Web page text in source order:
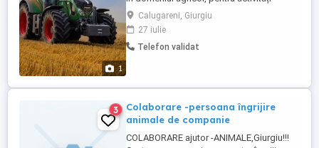
1
desfășurate pe terenurile agricole din
apropierea comunei. Oferim: Salariu
motivant Carte de muncă Mediu de lucru
stabil și profesionist Calugareni, judetul
Calugareni, Giurgiu
27 iulie
Telefon validat
3
Colaborare -persoana îngrijire
animale de companie
COLABORARE ajutor -ANIMALE,Giurgiu!!!